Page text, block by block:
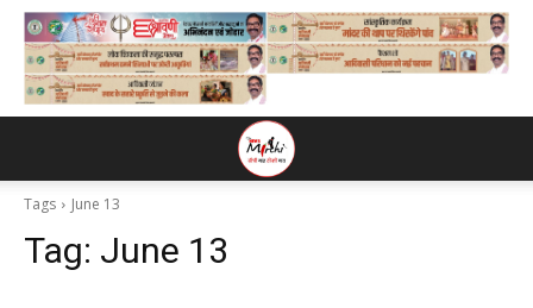
Tags June 13
Tag: June 13